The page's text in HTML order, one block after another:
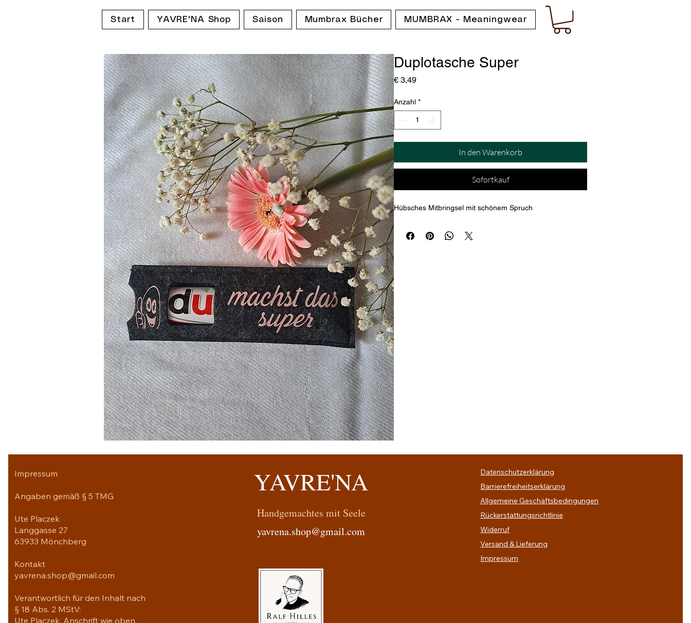
Start YAVRE'NA Shop Saison Mumbrax Bücher MUMBRAX - Meaningwear
Duplotasche Super
€ 3,49Preis
Anzahl *
In den Warenkorb
Sofortkauf
Hübsches Mitbringsel mit schönem Spruch
Impressum
Angaben gemäß § 5 TMG
Ute Placzek
Langgasse 27
63933 Mönchberg
Kontakt
yavrena.shop@gmail.com
Verantwortlich für den Inhalt nach
§ 18 Abs. 2 MStV:
Ute Placzek, Anschrift wie oben.
YAVRE'NA
Handgemachtes mit Seele
yavrena.shop@gmail.com
Datenschutzerklärung
Barrierefreiheitserklärung
Allgemeine Geschäftsbedingungen
Rückerstattungsrichtlinie
Widerruf
Versand & Lieferung
Impressum